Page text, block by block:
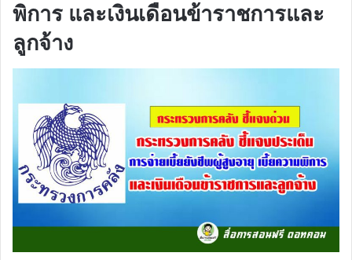
พิการ และเงินเดือนข้าราชการและ
ลูกจ้าง